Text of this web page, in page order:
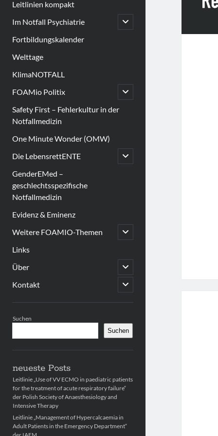
Leitlinien kompakt
Im Notfall Psychiatrie
open
child
Fortbildungskalender
Welttage
KlimaNOTFALL
FOAMio Politix
open
child
Safety First – Fehlerkultur in der
Notfallmedizin
One Minute Wonder (OMW)
Die LebensrettENTE
open
child
GenderEMed –
geschlechtsspezifische
Notfallmedizin
Evidenz & Eminenz
Weitere FOAMIO-Themen
open
child
Links
Über
open
child
menu
Kontakt
open
child
Suchen
Suchen
neueste Posts
Leitlinie „Use of VV ECMO in paediatric patients
for the treatment of acute respiratory failure“
der Polish Society of Anaesthesiology and
Intensive Therapy
Leitlinie „Management of Hypercalcaemia in
Adult Patients in the Emergency Department“